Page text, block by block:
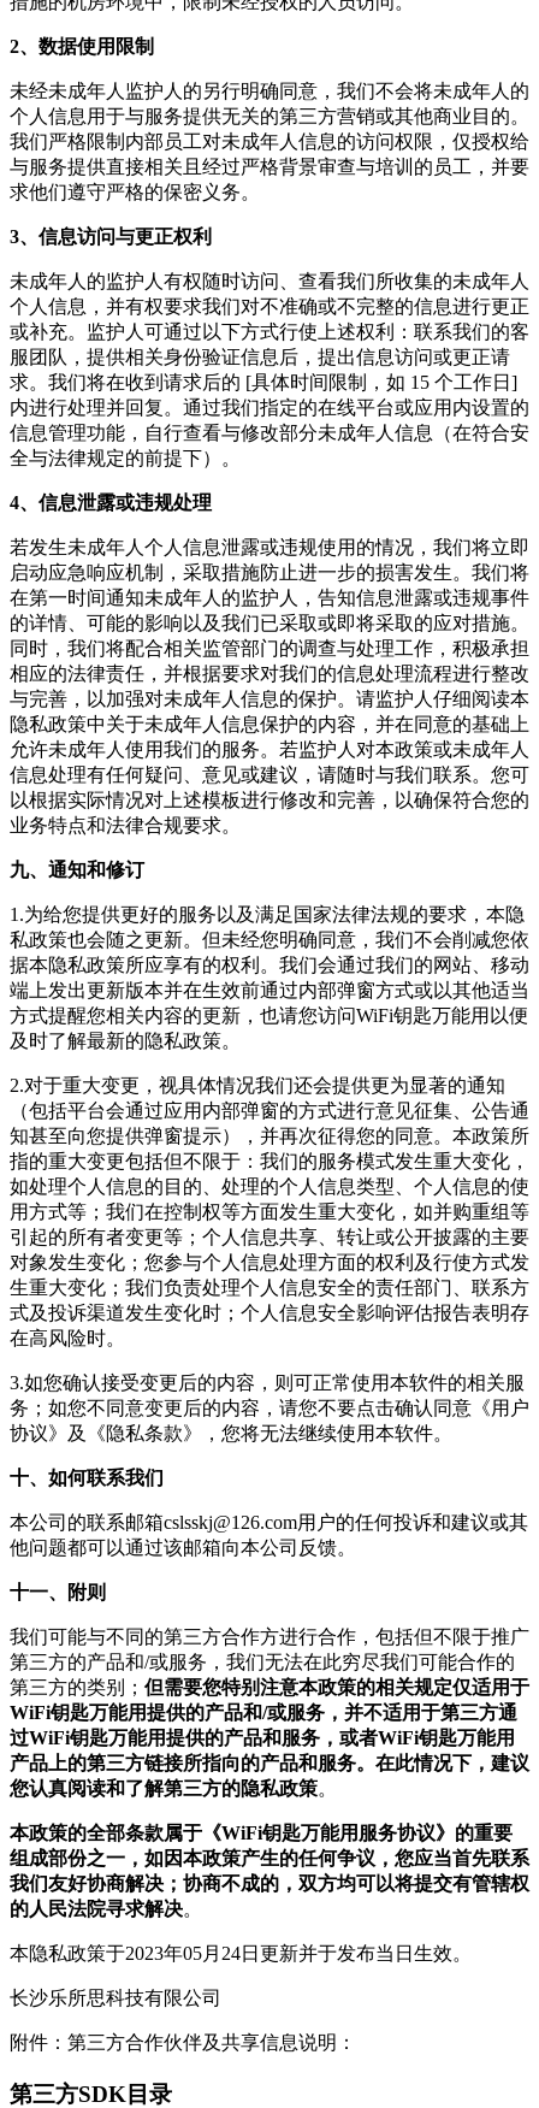
2、数据使用限制
未经未成年人监护人的另行明确同意，我们不会将未成年人的
个人信息用于与服务提供无关的第三方营销或其他商业目的。
我们严格限制内部员工对未成年人信息的访问权限，仅授权给
与服务提供直接相关且经过严格背景审查与培训的员工，并要
求他们遵守严格的保密义务。
3、信息访问与更正权利
未成年人的监护人有权随时访问、查看我们所收集的未成年人
个人信息，并有权要求我们对不准确或不完整的信息进行更正
或补充。监护人可通过以下方式行使上述权利：联系我们的客
服团队，提供相关身份验证信息后，提出信息访问或更正请
求。我们将在收到请求后的 [具体时间限制，如 15 个工作日]
内进行处理并回复。通过我们指定的在线平台或应用内设置的
信息管理功能，自行查看与修改部分未成年人信息（在符合安
全与法律规定的前提下）。
4、信息泄露或违规处理
若发生未成年人个人信息泄露或违规使用的情况，我们将立即
启动应急响应机制，采取措施防止进一步的损害发生。我们将
在第一时间通知未成年人的监护人，告知信息泄露或违规事件
的详情、可能的影响以及我们已采取或即将采取的应对措施。
同时，我们将配合相关监管部门的调查与处理工作，积极承担
相应的法律责任，并根据要求对我们的信息处理流程进行整改
与完善，以加强对未成年人信息的保护。请监护人仔细阅读本
隐私政策中关于未成年人信息保护的内容，并在同意的基础上
允许未成年人使用我们的服务。若监护人对本政策或未成年人
信息处理有任何疑问、意见或建议，请随时与我们联系。您可
以根据实际情况对上述模板进行修改和完善，以确保符合您的
业务特点和法律合规要求。
九、通知和修订
1.为给您提供更好的服务以及满足国家法律法规的要求，本隐
私政策也会随之更新。但未经您明确同意，我们不会削减您依
据本隐私政策所应享有的权利。我们会通过我们的网站、移动
端上发出更新版本并在生效前通过内部弹窗方式或以其他适当
方式提醒您相关内容的更新，也请您访问WiFi钥匙万能用 以便
及时了解最新的隐私政策。
2.对于重大变更，视具体情况我们还会提供更为显著的通知
（包括平台会通过应用内部弹窗的方式进行意见征集、公告通
知甚至向您提供弹窗提示），并再次征得您的同意。本政策所
指的重大变更包括但不限于：我们的服务模式发生重大变化，
如处理个人信息的目的、处理的个人信息类型、个人信息的使
用方式等；我们在控制权等方面发生重大变化，如并购重组等
引起的所有者变更等；个人信息共享、转让或公开披露的主要
对象发生变化；您参与个人信息处理方面的权利及行使方式发
生重大变化；我们负责处理个人信息安全的责任部门、联系方
式及投诉渠道发生变化时；个人信息安全影响评估报告表明存
在高风险时。
3.如您确认接受变更后的内容，则可正常使用本软件的相关服
务；如您不同意变更后的内容，请您不要点击确认同意《用户
协议》及《隐私条款》，您将无法继续使用本软件。
十、如何联系我们
本公司的联系邮箱cslsskj@126.com用户的任何投诉和建议或其
他问题都可以通过该邮箱向本公司反馈。
十一、附则
我们可能与不同的第三方合作方进行合作，包括但不限于推广
第三方的产品和/或服务，我们无法在此穷尽我们可能合作的
第三方的类别； 但需要您特别注意本政策的相关规定仅适用于
WiFi钥匙万能用提供的产品和/或服务，并不适用于第三方通
过WiFi钥匙万能用提供的产品和服务，或者WiFi钥匙万能用
产品上的第三方链接所指向的产品和服务。在此情况下，建议
您认真阅读和了解第三方的隐私政策。
本政策的全部条款属于《WiFi钥匙万能用服务协议》的重要
组成部份之一，如因本政策产生的任何争议，您应当首先联系
我们友好协商解决；协商不成的，双方均可以将提交有管辖权
的人民法院寻求解决。
本隐私政策于2023年05月24日更新并于发布当日生效。
长沙乐所思科技有限公司
附件：第三方合作伙伴及共享信息说明：
第三方SDK目录